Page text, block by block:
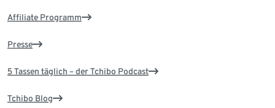
Affiliate Programm
Presse
5 Tassen täglich – der Tchibo Podcast
Tchibo Blog